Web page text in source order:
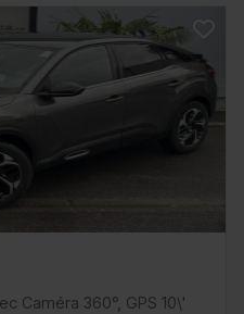
Caméra 360°, GPS 10\'